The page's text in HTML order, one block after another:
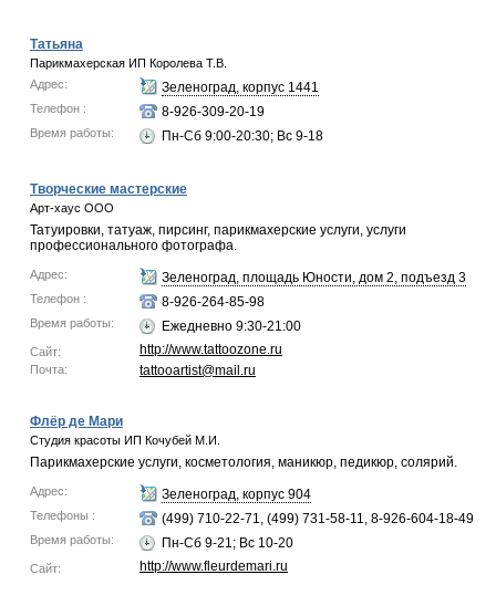
Татьяна
Парикмахерская ИП Королева Т.В.
Адрес:
Зеленоград, корпус 1441
Телефон : 8-926-309-20-19
Время работы: Пн-Сб 9:00-20:30; Вс 9-18
Творческие мастерские
Арт-хаус ООО
Татуировки, татуаж, пирсинг, парикмахерские услуги, услуги
профессионального фотографа.
Адрес: Зеленоград, площадь Юности, дом 2, подъезд 3
Телефон : 8-926-264-85-98
Время работы: Ежедневно 9:30-21:00
Сайт: http://www.tattoozone.ru
Почта: tattooartist@mail.ru
Флёр де Мари
Студия красоты ИП Кочубей М.И.
Парикмахерские услуги, косметология, маникюр, педикюр, солярий.
Адрес: Зеленоград, корпус 904
Телефоны : (499) 710-22-71, (499) 731-58-11, 8-926-604-18-49
Время работы: Пн-Сб 9-21; Вс 10-20
Сайт: http://www.fleurdemari.ru